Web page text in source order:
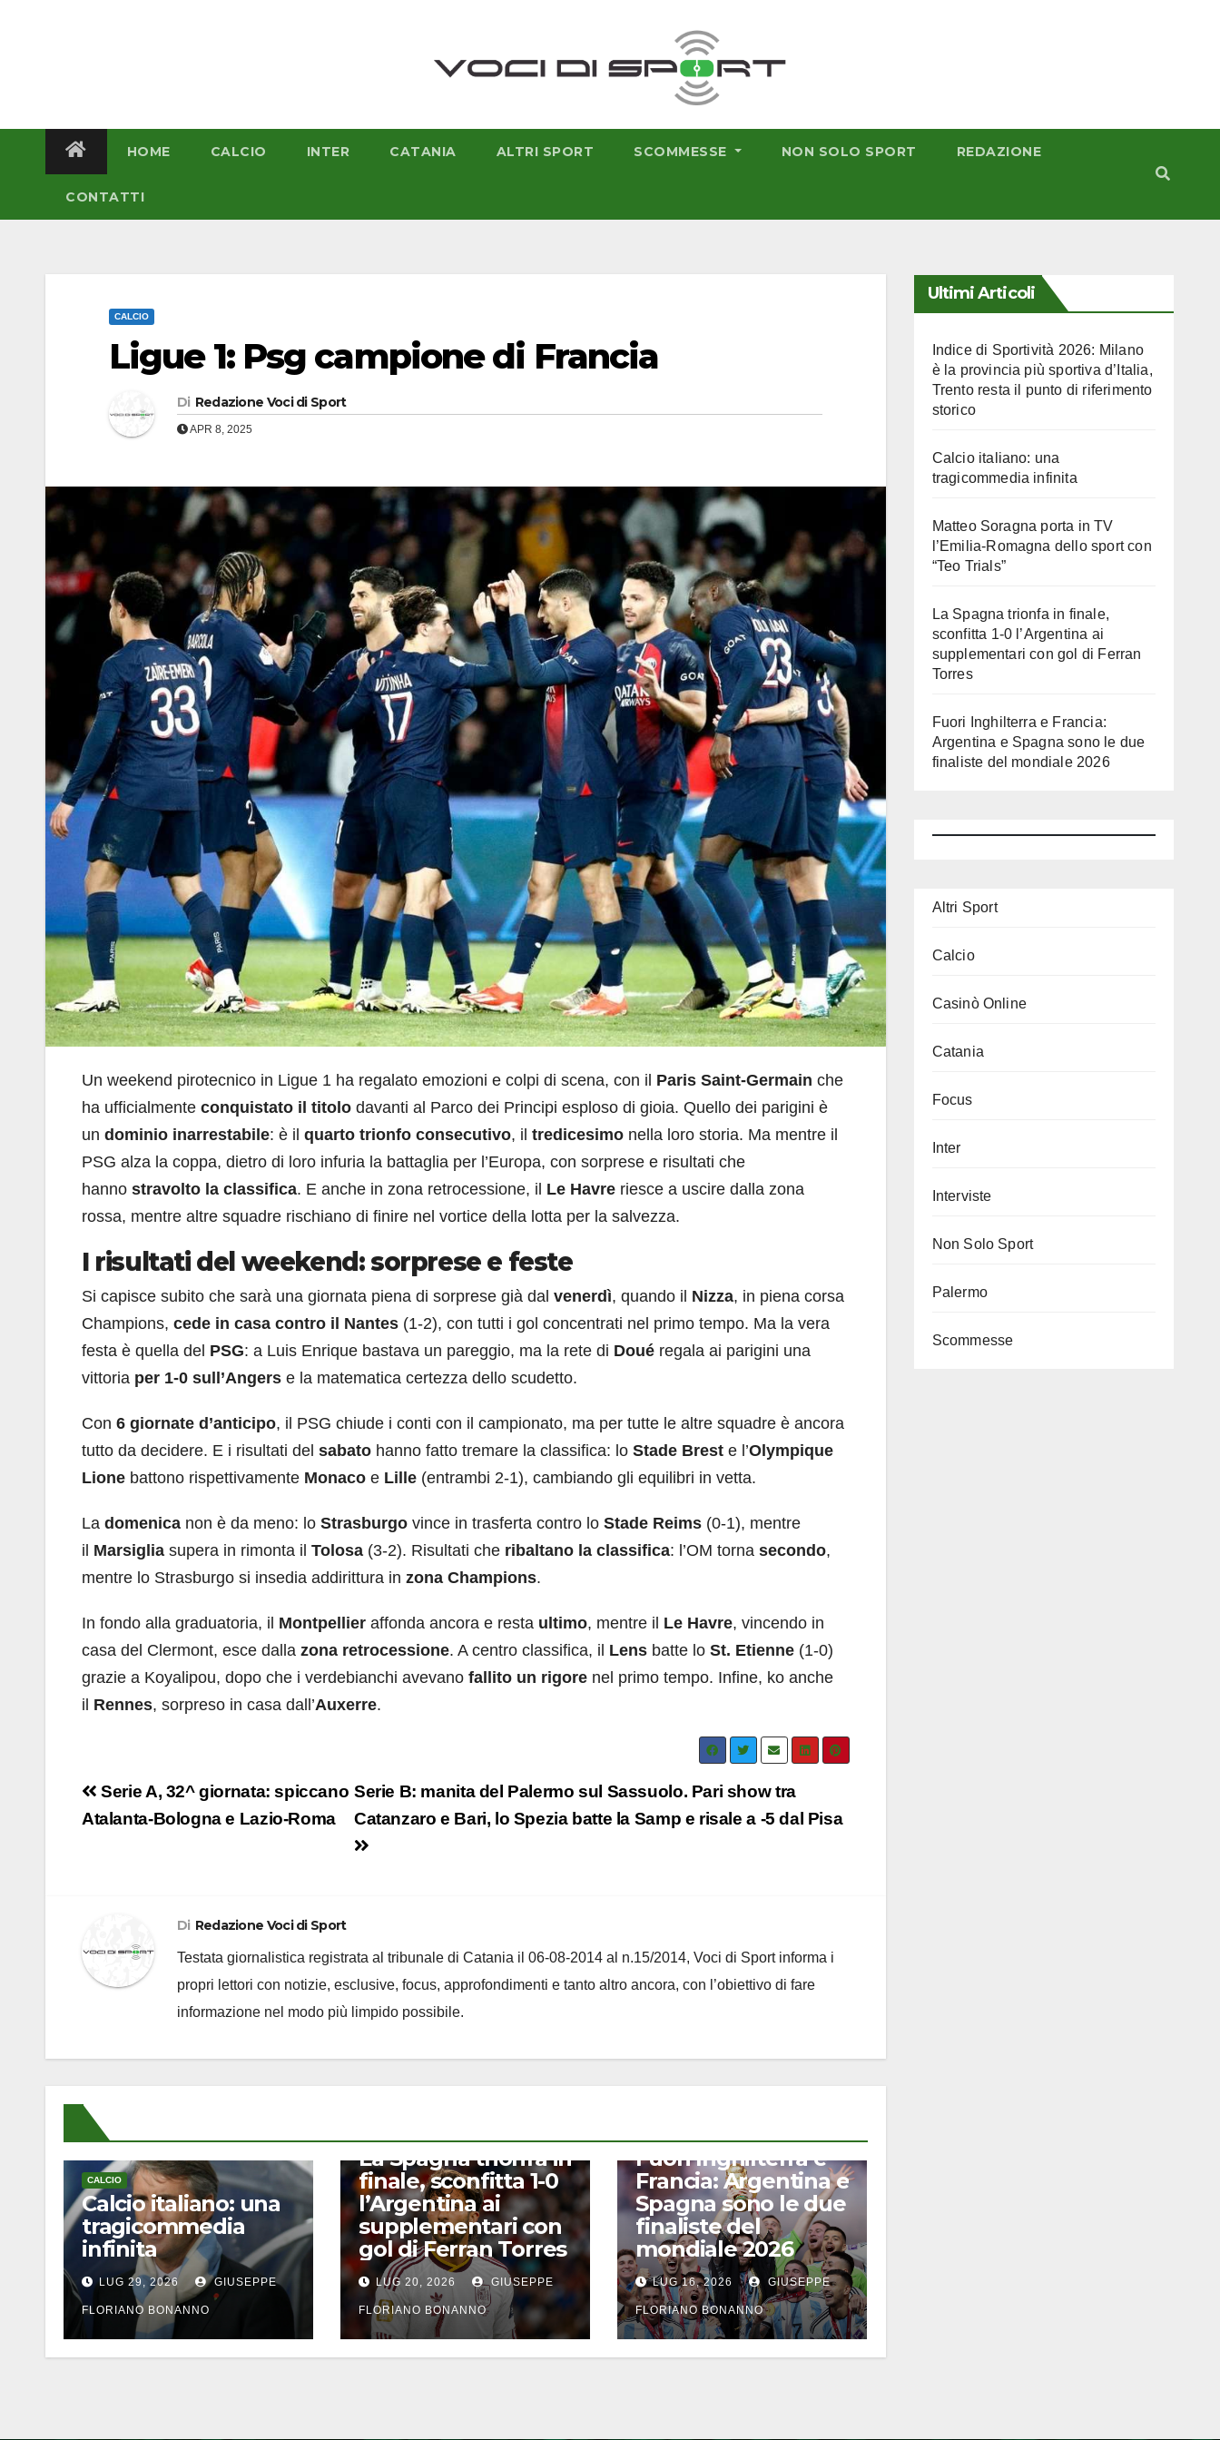
HOME CALCIO INTER CATANIA ALTRI SPORT SCOMMESSE NON SOLO SPORT REDAZIONE
CONTATTI
CALCIO
Ligue 1: Psg campione di Francia
Di Redazione Voci di Sport
APR 8, 2025
Un weekend pirotecnico in Ligue 1 ha regalato emozioni e colpi di scena, con il Paris Saint-Germain che
ha ufficialmente conquistato il titolo davanti al Parco dei Principi esploso di gioia. Quello dei parigini è
un dominio inarrestabile: è il quarto trionfo consecutivo, il tredicesimo nella loro storia. Ma mentre il
PSG alza la coppa, dietro di loro infuria la battaglia per l’Europa, con sorprese e risultati che
hanno stravolto la classifica. E anche in zona retrocessione, il Le Havre riesce a uscire dalla zona
rossa, mentre altre squadre rischiano di finire nel vortice della lotta per la salvezza.
I risultati del weekend: sorprese e feste
Si capisce subito che sarà una giornata piena di sorprese già dal venerdì, quando il Nizza, in piena corsa
Champions, cede in casa contro il Nantes (1-2), con tutti i gol concentrati nel primo tempo. Ma la vera
festa è quella del PSG: a Luis Enrique bastava un pareggio, ma la rete di Doué regala ai parigini una
vittoria per 1-0 sull’Angers e la matematica certezza dello scudetto.
Con 6 giornate d’anticipo, il PSG chiude i conti con il campionato, ma per tutte le altre squadre è ancora
tutto da decidere. E i risultati del sabato hanno fatto tremare la classifica: lo Stade Brest e l’Olympique
Lione battono rispettivamente Monaco e Lille (entrambi 2-1), cambiando gli equilibri in vetta.
La domenica non è da meno: lo Strasburgo vince in trasferta contro lo Stade Reims (0-1), mentre
il Marsiglia supera in rimonta il Tolosa (3-2). Risultati che ribaltano la classifica: l’OM torna secondo,
mentre lo Strasburgo si insedia addirittura in zona Champions.
In fondo alla graduatoria, il Montpellier affonda ancora e resta ultimo, mentre il Le Havre, vincendo in
casa del Clermont, esce dalla zona retrocessione. A centro classifica, il Lens batte lo St. Etienne (1-0)
grazie a Koyalipou, dopo che i verdebianchi avevano fallito un rigore nel primo tempo. Infine, ko anche
il Rennes, sorpreso in casa dall’Auxerre.
Navigazione
articoli
Serie B: manita del Palermo sul Sassuolo. Pari show tra
Catanzaro e Bari, lo Spezia batte la Samp e risale a -5 dal Pisa
Serie A, 32^ giornata: spiccano
Atalanta-Bologna e Lazio-Roma
Di Redazione Voci di Sport
Testata giornalistica registrata al tribunale di Catania il 06-08-2014 al n.15/2014, Voci di Sport informa i
propri lettori con notizie, esclusive, focus, approfondimenti e tanto altro ancora, con l’obiettivo di fare
informazione nel modo più limpido possibile.
CALCIO
Calcio italiano: una
tragicommedia
infinita
LUG 29, 2026 GIUSEPPE
FLORIANO BONANNO
La Spagna trionfa in
finale, sconfitta 1-0
l’Argentina ai
supplementari con
gol di Ferran Torres
LUG 20, 2026 GIUSEPPE
FLORIANO BONANNO
Fuori Inghilterra e
Francia: Argentina e
Spagna sono le due
finaliste del
mondiale 2026
LUG 16, 2026 GIUSEPPE
FLORIANO BONANNO
Ultimi Articoli
Indice di Sportività 2026: Milano
è la provincia più sportiva d’Italia,
Trento resta il punto di riferimento
storico
Calcio italiano: una
tragicommedia infinita
Matteo Soragna porta in TV
l’Emilia-Romagna dello sport con
“Teo Trials”
La Spagna trionfa in finale,
sconfitta 1-0 l’Argentina ai
supplementari con gol di Ferran
Torres
Fuori Inghilterra e Francia:
Argentina e Spagna sono le due
finaliste del mondiale 2026
Altri Sport
Calcio
Casinò Online
Catania
Focus
Inter
Interviste
Non Solo Sport
Palermo
Scommesse